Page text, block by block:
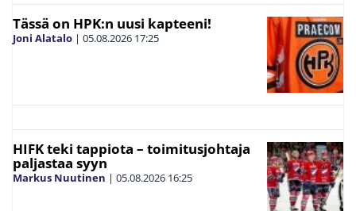
Tässä on HPK:n uusi kapteeni!
Joni Alatalo | 05.08.2026 17:25
HIFK teki tappiota – toimitusjohtaja
paljastaa syyn
Markus Nuutinen | 05.08.2026 16:25